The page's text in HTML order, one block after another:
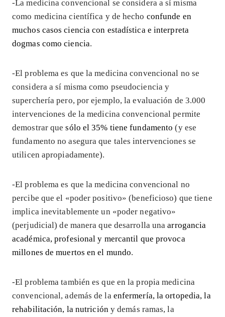
-La medicina convencional se considera a sí misma
como medicina científica y de hecho confunde en
muchos casos ciencia con estadística e interpreta
dogmas como ciencia.
-El problema es que la medicina convencional no se
considera a sí misma como pseudociencia y
superchería pero, por ejemplo, la evaluación de 3.000
intervenciones de la medicina convencional permite
demostrar quesólo el 35% tiene fundamento (y ese
fundamento no asegura que tales intervenciones se
utilicen apropiadamente).
-El problema es que la medicina convencional no
percibe que el «poder positivo» (beneficioso) que tiene
implica inevitablemente un «poder negativo»
(perjudicial) de manera que desarrolla unaarrogancia
académica, profesional y mercantil que provoca
millones de muertos en el mundo.
-El problema también es que en la propia medicina
convencional, además de la enfermería, la ortopedia, la
rehabilitación, la nutrición y demás ramas, la